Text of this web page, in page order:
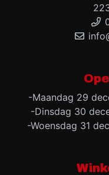
-Maandag 29
-Dinsdag 30
-Woensdag 31